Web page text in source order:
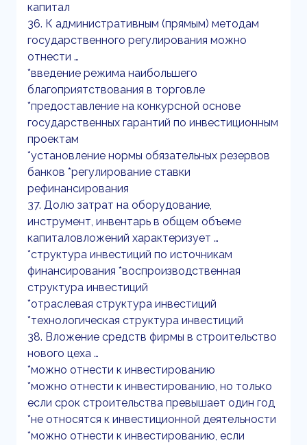
капитал
36. К административным (прямым) методам
государственного регулирования можно
отнести …
*введение режима наибольшего
благоприятствования в торговле
*предоставление на конкурсной основе
государственных гарантий по инвестиционным
проектам
*установление нормы обязательных резервов
банков *регулирование ставки
рефинансирования
37. Долю затрат на оборудование,
инструмент, инвентарь в общем объеме
капиталовложений характеризует …
*структура инвестиций по источникам
финансирования *воспроизводственная
структура инвестиций
*отраслевая структура инвестиций
*технологическая структура инвестиций
38. Вложение средств фирмы в строительство
нового цеха …
*можно отнести к инвестированию
*можно отнести к инвестированию, но только
если срок строительства превышает один год
*не относятся к инвестиционной деятельности
*можно отнести к инвестированию, если